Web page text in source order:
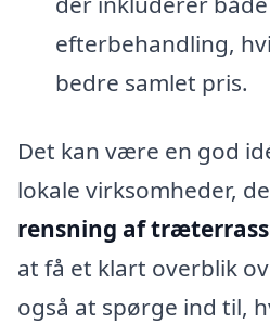
efterbehandling,
bedre samlet pris.
Det kan være en god
lokale virksomheder,
rensning af
at få et klart overblik
også at spørge ind til,